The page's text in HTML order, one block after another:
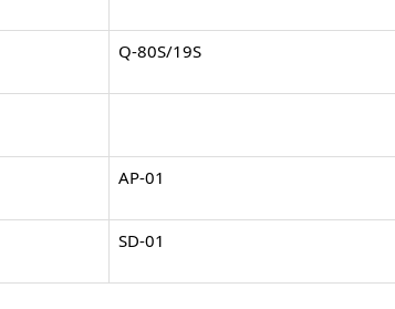
Q-80S/19S
AP-01
SD-01